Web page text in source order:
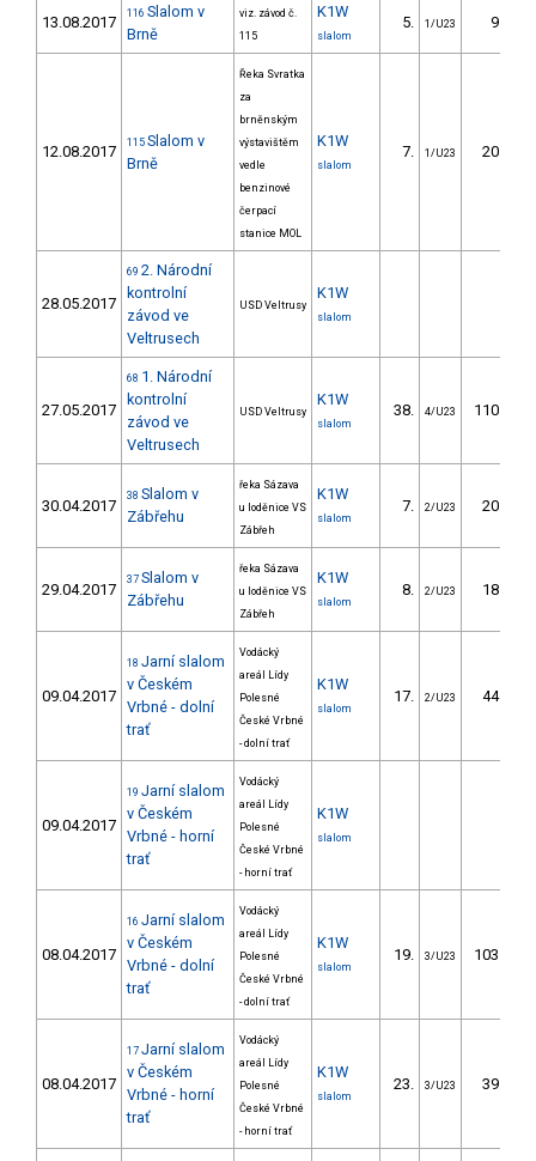
13.08.2017 116 Slalom v
Brně
viz. závod č.
115
K1W
slalom
5. 1/U23 9.40
12.08.2017 115 Slalom v
Brně
Řeka Svratka
za
brněnským
výstavištěm
vedle
benzinové
čerpací
stanice MOL
K1W
slalom
7. 1/U23 20.40
28.05.2017
69 2. Národní
kontrolní
závod ve
Veltrusech
USD Veltrusy
K1W
slalom
27.05.2017
68 1. Národní
kontrolní
závod ve
Veltrusech
USD Veltrusy
K1W
slalom
38. 4/U23 110.53
30.04.2017
38 Slalom v
Zábřehu
řeka Sázava
u loděnice VS
Zábřeh
K1W
slalom
7. 2/U23 20.20
29.04.2017
37 Slalom v
Zábřehu
řeka Sázava
u loděnice VS
Zábřeh
K1W
slalom
8. 2/U23 18.70
09.04.2017
18 Jarní slalom
v Českém
Vrbné - dolní
trať
Vodácký
areál Lídy
Polesné
České Vrbné
- dolní trať
K1W
slalom
17. 2/U23 44.11
09.04.2017
19 Jarní slalom
v Českém
Vrbné - horní
trať
Vodácký
areál Lídy
Polesné
České Vrbné
- horní trať
K1W
slalom
08.04.2017
16 Jarní slalom
v Českém
Vrbné - dolní
trať
Vodácký
areál Lídy
Polesné
České Vrbné
- dolní trať
K1W
slalom
19. 3/U23 103.67
08.04.2017
17 Jarní slalom
v Českém
Vrbné - horní
trať
Vodácký
areál Lídy
Polesné
České Vrbné
- horní trať
K1W
slalom
23. 3/U23 39.97